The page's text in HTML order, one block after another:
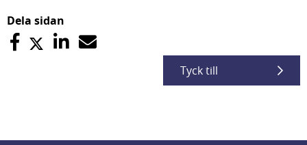
Dela sidan
Tyck till